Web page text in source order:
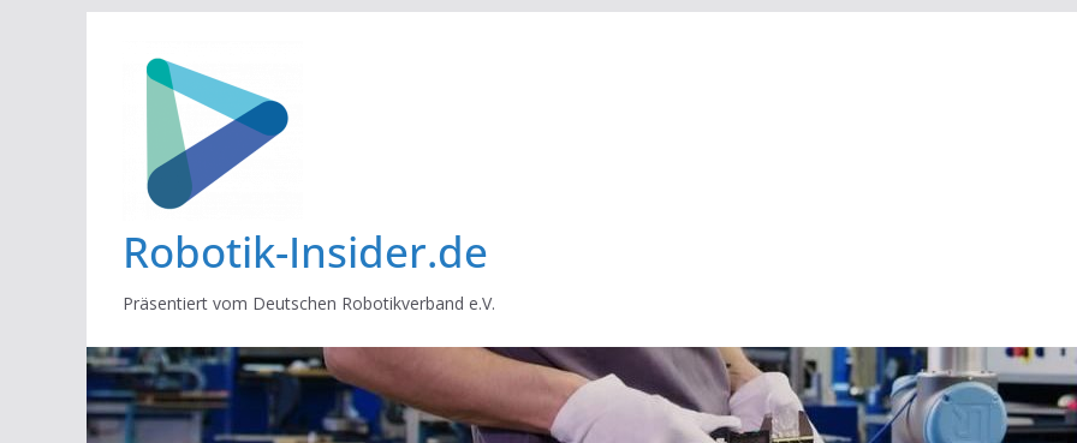
springen
Robotik-Insider.de
Präsentiert vom Deutschen Robotikverband e.V.